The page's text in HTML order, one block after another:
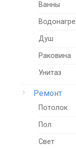
Ванны
Душ
Раковина
Унитаз
Ремонт
Потолок
Пол
Свет